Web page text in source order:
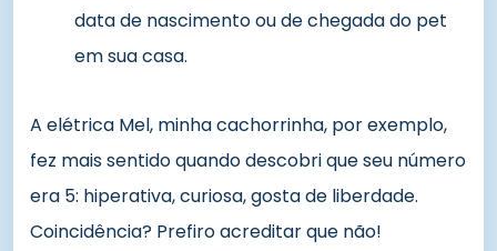
data de nascimento ou de chegada do pet
em sua casa.
A elétrica Mel, minha cachorrinha, por exemplo,
fez mais sentido quando descobri que seu número
era 5: hiperativa, curiosa, gosta de liberdade.
Coincidência? Prefiro acreditar que não!